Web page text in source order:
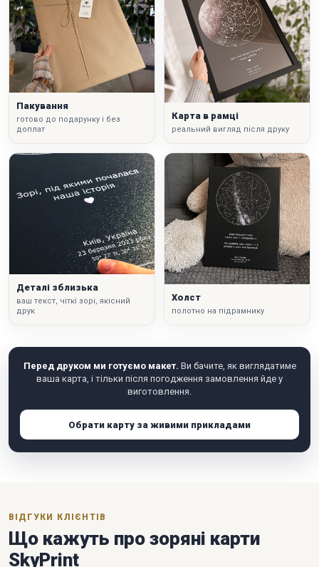
Пакування
готово до подарунку і без
доплат
Карта в рамці
реальний вигляд після друку
Деталі зблизька
ваш текст, чіткі зорі, якісний
друк
Холст
полотно на підрамнику
Перед друком ми готуємо макет. Ви бачите, як виглядатиме
ваша карта, і тільки після погодження замовлення йде у
виготовлення.
Обрати карту за живими прикладами
ВІДГУКИ КЛІЄНТІВ
Що кажуть про зоряні карти
SkyPrint